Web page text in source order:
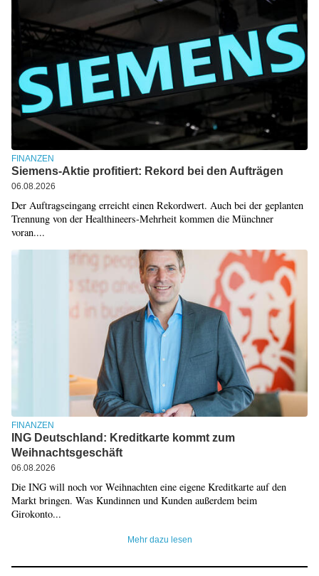
FINANZEN
Siemens-Aktie profitiert: Rekord bei den Aufträgen
06.08.2026
Der Auftragseingang erreicht einen Rekordwert. Auch bei der geplanten
Trennung von der Healthineers-Mehrheit kommen die Münchner
voran....
FINANZEN
ING Deutschland: Kreditkarte kommt zum
Weihnachtsgeschäft
06.08.2026
Die ING will noch vor Weihnachten eine eigene Kreditkarte auf den
Markt bringen. Was Kundinnen und Kunden außerdem beim
Girokonto...
Mehr dazu lesen